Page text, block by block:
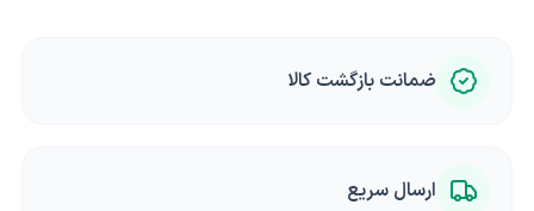
ضمانت بازگشت کالا
ارسال سریع